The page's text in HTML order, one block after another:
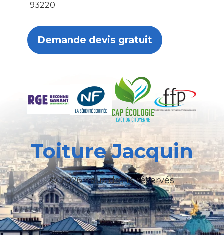
93220
Demande devis gratuit
Toiture Jacquin
© 2026 Tous droits réservés